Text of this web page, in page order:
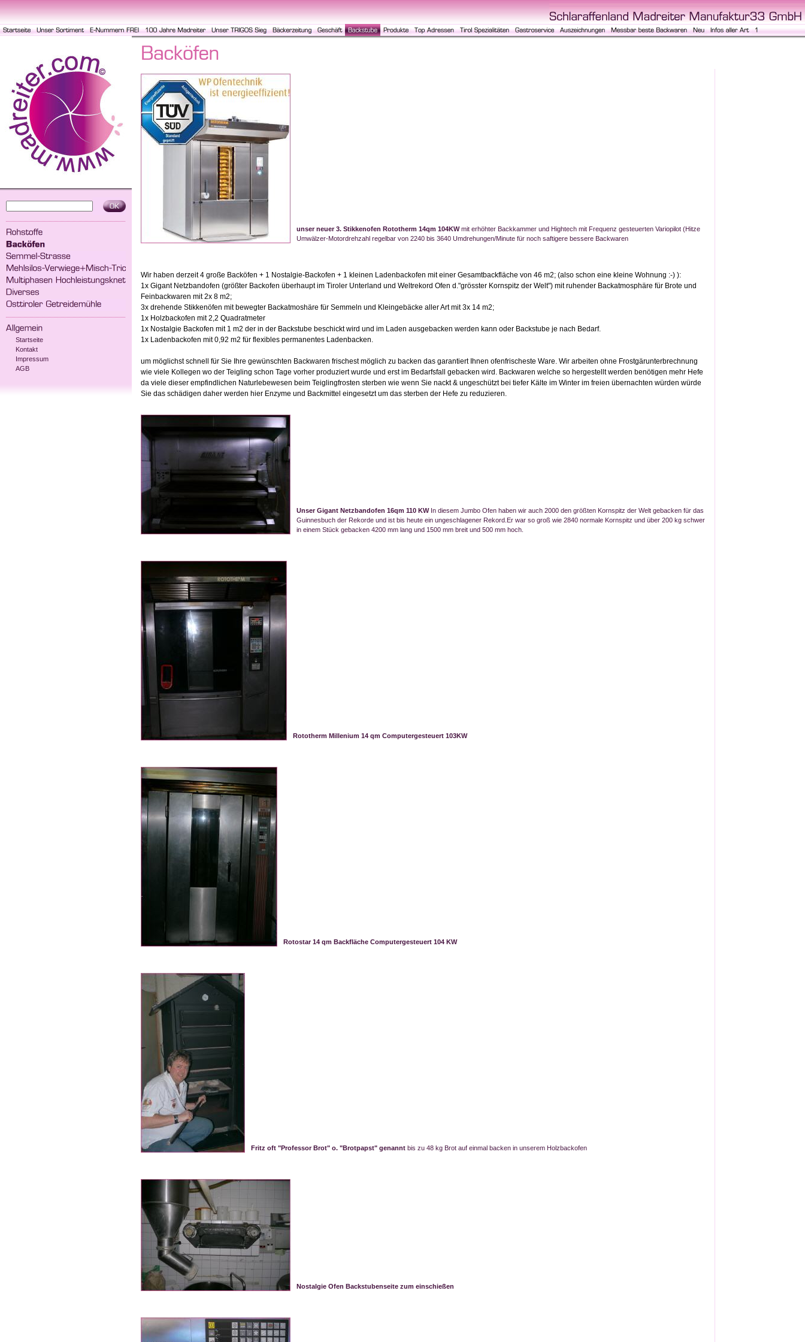
Startseite
Kontakt
Impressum
AGB
unser neuer 3. Stikkenofen Rototherm 14qm 104KWmit erhöhter Backkammer und Hightech mit Frequenz gesteuerten Variopilot (Hitze
Umwälzer-Motordrehzahl regelbar von 2240 bis 3640 Umdrehungen/Minute für noch saftigere bessere Backwaren
Wir haben derzeit 4 große Backöfen + 1 Nostalgie-Backofen + 1 kleinen Ladenbackofen mit einer Gesamtbackfläche von 46 m2; (also schon eine kleine Wohnung :-) ):
1x Gigant Netzbandofen (größter Backofen überhaupt im Tiroler Unterland und Weltrekord Ofen d."grösster Kornspitz der Welt") mit ruhender Backatmosphäre für Brote und
Feinbackwaren mit 2x 8 m2;
3x drehende Stikkenöfen mit bewegter Backatmoshäre für Semmeln und Kleingebäcke aller Art mit 3x 14 m2;
1x Holzbackofen mit 2,2 Quadratmeter
1x Nostalgie Backofen mit 1 m2 der in der Backstube beschickt wird und im Laden ausgebacken werden kann oder Backstube je nach Bedarf.
1x Ladenbackofen mit 0,92 m2 für flexibles permanentes Ladenbacken.
um möglichst schnell für Sie Ihre gewünschten Backwaren frischest möglich zu backen das garantiert Ihnen ofenfrischeste Ware. Wir arbeiten ohne Frostgärunterbrechnung
wie viele Kollegen wo der Teigling schon Tage vorher produziert wurde und erst im Bedarfsfall gebacken wird. Backwaren welche so hergestellt werden benötigen mehr Hefe
da viele dieser empfindlichen Naturlebewesen beim Teiglingfrosten sterben wie wenn Sie nackt & ungeschützt bei tiefer Kälte im Winter im freien übernachten würden würde
Sie das schädigen daher werden hier Enzyme und Backmittel eingesetzt um das sterben der Hefe zu reduzieren.
Unser Gigant Netzbandofen 16qm 110 KWIn diesem Jumbo Ofen haben wir auch 2000 den größten Kornspitz der Welt gebacken für das
Guinnesbuch der Rekorde und ist bis heute ein ungeschlagener Rekord.Er war so groß wie 2840 normale Kornspitz und über 200 kg schwer
in einem Stück gebacken 4200 mm lang und 1500 mm breit und 500 mm hoch.
Rototherm Millenium 14 qm Computergesteuert 103KW
Rotostar 14 qm Backfläche Computergesteuert 104 KW
Fritz oft "Professor Brot" o. "Brotpapst" genannt bis zu 48 kg Brot auf einmal backen in unserem Holzbackofen
Nostalgie Ofen Backstubenseite zum einschießen